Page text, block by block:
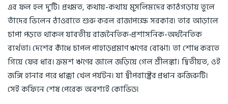
এর ফল হল দু’টি। প্রথমত, কথায়-কথায় মুসলিমদের কাঠগড়ায় তুলে
তাঁদের ভিলেন ঠাওরাতে শুরু করল রাজাপক্ষে সরকার। তার আড়ালে
চাপা পড়তে থাকল যাবতীয় রাজনৈতিক-প্রশাসনিক-অর্থনৈতিক
ব্যর্থতা। দেশের কাঁধে চাপল পাহাড়প্রমাণ ঋণের বোঝা। তা শোধ করতে
গিয়ে ফের ধার। ক্রমশ ঋণের জালে জড়িয়ে গেল শ্রীলঙ্কা। দ্বিতীয়ত, ওই
জঙ্গি হানার পরে ধাক্কা খেল পর্যটন। যা দ্বীপরাষ্ট্রের প্রধান রুজিরুটি।
সেই কফিনে শেষ পেরেক অবশ্যই কোভিড।